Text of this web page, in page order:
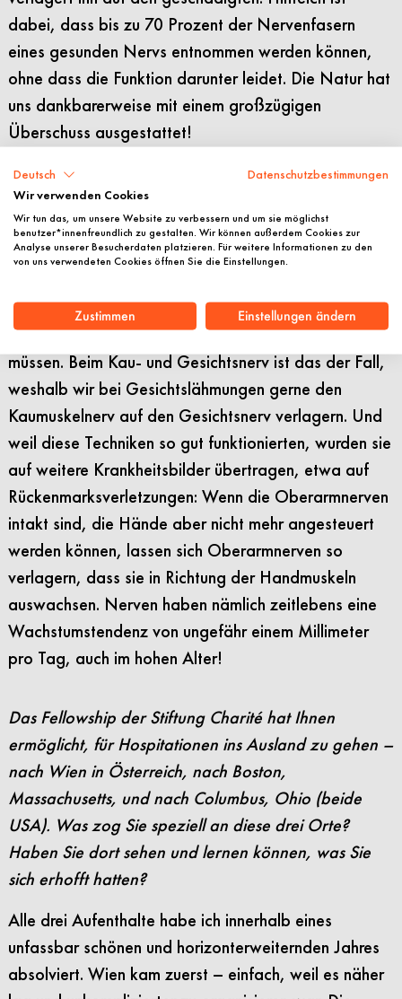
dabei, dass bis zu 70 Prozent der Nervenfasern
eines gesunden Nervs entnommen werden können,
ohne dass die Funktion darunter leidet. Die Natur hat
uns dankbarerweise mit einem großzügigen
Überschuss ausgestattet!
Entscheidend für unsere Herangehensweise als
Operateure ist außerdem, wie nah zwei
Nervenfunktionen auf der Repräsentationskarte des
Körpers im Gehirn, dem sogenannten Homunculus,
Nerv die Funktion eines anderen übernehmen, ohne
dass Patientinnen und Patienten groß umlernen
müssen. Beim Kau- und Gesichtsnerv ist das der Fall,
weshalb wir bei Gesichtslähmungen gerne den
Kaumuskelnerv auf den Gesichtsnerv verlagern. Und
weil diese Techniken so gut funktionierten, wurden sie
auf weitere Krankheitsbilder übertragen, etwa auf
Rückenmarksverletzungen: Wenn die Oberarmnerven
intakt sind, die Hände aber nicht mehr angesteuert
werden können, lassen sich Oberarmnerven so
verlagern, dass sie in Richtung der Handmuskeln
auswachsen. Nerven haben nämlich zeitlebens eine
Wachstumstendenz von ungefähr einem Millimeter
pro Tag, auch im hohen Alter!
Das Fellowship der Stiftung Charité hat Ihnen
ermöglicht, für Hospitationen ins Ausland zu gehen –
nach Wien in Österreich, nach Boston,
Massachusetts, und nach Columbus, Ohio (beide
USA). Was zog Sie speziell an diese drei Orte?
Haben Sie dort sehen und lernen können, was Sie
sich erhofft hatten?
Alle drei Aufenthalte habe ich innerhalb eines
unfassbar schönen und horizonterweiternden Jahres
absolviert. Wien kam zuerst – einfach, weil es näher
Deutsch Datenschutzbestimmungen
Wir verwenden Cookies
Wir tun das, um unsere Website zu verbessern und um sie möglichst
benutzer*innenfreundlich zu gestalten. Wir können außerdem Cookies zur
Analyse unserer Besucherdaten platzieren. Für weitere Informationen zu den
von uns verwendeten Cookies öffnen Sie die Einstellungen.
Zustimmen Einstellungen ändern